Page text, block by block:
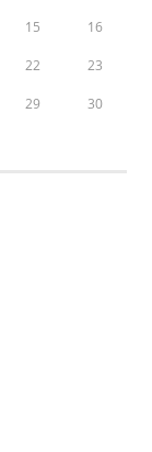
15 16
22 23
29 30